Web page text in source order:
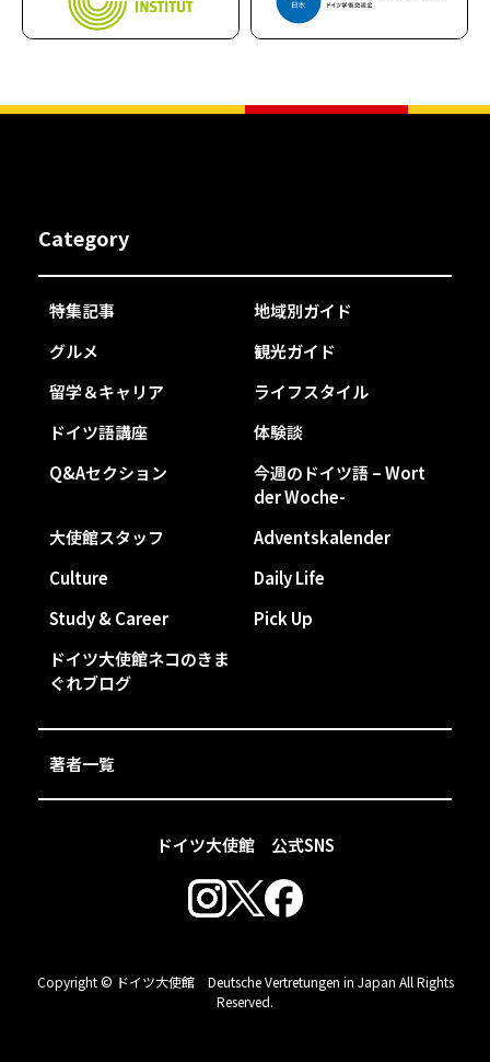
ドイツ大使館 公式SNS
Category
特集記事
地域別ガイド
グルメ
観光ガイド
留学＆キャリア
ライフスタイル
ドイツ語講座
体験談
Q&Aセクション
今週のドイツ語 – Wort
der Woche-
大使館スタッフ
Adventskalender
Culture
Daily Life
Study & Career
Pick Up
ドイツ大使館ネコのきま
ぐれブログ
著者一覧
Copyright © ドイツ大使館 Deutsche Vertretungen in Japan All Rights
Reserved.